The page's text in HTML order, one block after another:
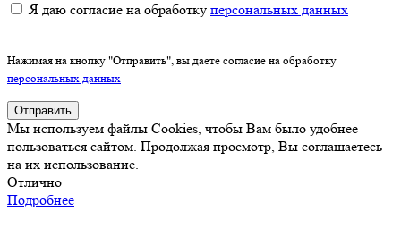
Я даю согласие на обработку персональных данных
Нажимая на кнопку "Отправить", вы даете согласие на обработку
персональных данных
Отправить
Мы используем файлы Cookies, чтобы Вам было удобнее
пользоваться сайтом. Продолжая просмотр, Вы соглашаетесь
на их использование.
Отлично
Подробнее